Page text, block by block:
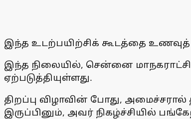
இந்த உடற்பயிற்சிக் கூடத்தை
இந்த நிலையில், சென்னை மாநகராட்சி
ஏற்படுத்தியுள்ளது.
திறப்பு விழாவின் போது, அமைச்சரால்
இருப்பினும், அவர் நிகழ்ச்சியில்